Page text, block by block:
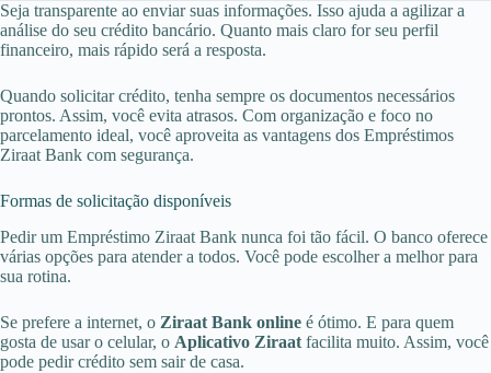
Seja transparente ao enviar suas informações. Isso ajuda a agilizar a
análise do seu crédito bancário. Quanto mais claro for seu perfil
financeiro, mais rápido será a resposta.
Quando solicitar crédito, tenha sempre os documentos necessários
prontos. Assim, você evita atrasos. Com organização e foco no
parcelamento ideal, você aproveita as vantagens dos Empréstimos
Ziraat Bank com segurança.
Formas de solicitação disponíveis
Pedir um Empréstimo Ziraat Bank nunca foi tão fácil. O banco oferece
várias opções para atender a todos. Você pode escolher a melhor para
sua rotina.
Se prefere a internet, o Ziraat Bank online é ótimo. E para quem
gosta de usar o celular, o Aplicativo Ziraat facilita muito. Assim, você
pode pedir crédito sem sair de casa.